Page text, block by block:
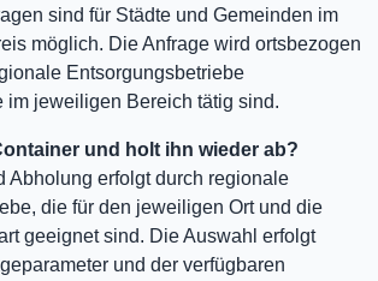
sind für Städte und Gemeinden im
möglich. Die Anfrage wird ortsbezogen
Entsorgungsbetriebe
im jeweiligen Bereich tätig sind.
und holt ihn wieder ab?
Abholung erfolgt durch regionale
die für den jeweiligen Ort und die
geeignet sind. Die Auswahl erfolgt
und der verfügbaren